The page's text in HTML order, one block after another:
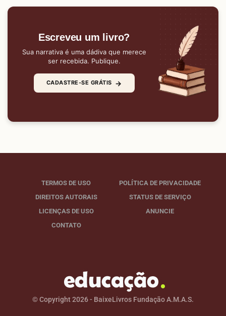
Escreveu um livro?
Sua narrativa é uma dádiva que merece
ser recebida. Publique.
CADASTRE-SE GRÁTIS →
TERMOS DE USO
POLÍTICA DE PRIVACIDADE
DIREITOS AUTORAIS
STATUS DE SERVIÇO
LICENÇAS DE USO
ANUNCIE
CONTATO
© Copyright 2026 - BaixeLivros Fundação A.M.A.S.